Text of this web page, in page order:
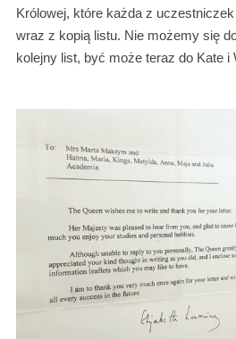
Królowej, które każda z
wraz z kopią listu. Nie możemy się
kolejny list, być może teraz do Kate i